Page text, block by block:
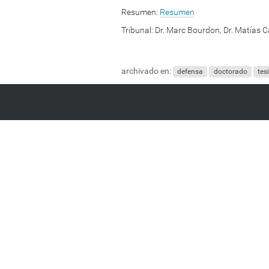
Resumen: Resumen
Tribunal: Dr. Marc Bourdon, Dr. Matías
archivado en: defensa doctorado